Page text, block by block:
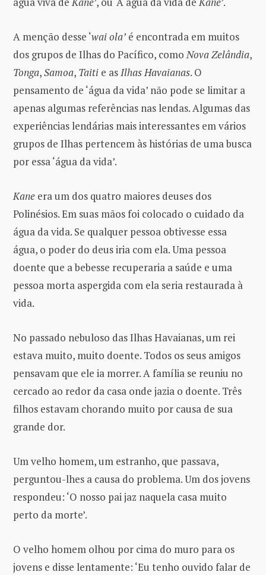
A menção desse ‘wai ola’ é encontrada em muitos
dos grupos de Ilhas do Pacífico, comoNova Zelândia,
Tonga,Samoa, Taiti e asIlhas Havaianas. O
pensamento de ‘água da vida’ não pode se limitar a
apenas algumas referências nas lendas. Algumas das
experiências lendárias mais interessantes em vários
grupos de Ilhas pertencem às histórias de uma busca
por essa ‘água da vida’.
Kane era um dos quatro maiores deuses dos
Polinésios. Em suas mãos foi colocado o cuidado da
água da vida. Se qualquer pessoa obtivesse essa
água, o poder do deus iria com ela. Uma pessoa
doente que a bebesse recuperaria a saúde e uma
pessoa morta aspergida com ela seria restaurada à
vida.
No passado nebuloso das Ilhas Havaianas, um rei
estava muito, muito doente. Todos os seus amigos
pensavam que ele ia morrer. A família se reuniu no
cercado ao redor da casa onde jazia o doente. Três
filhos estavam chorando muito por causa de sua
grande dor.
Um velho homem, um estranho, que passava,
perguntou-lhes a causa do problema. Um dos jovens
respondeu: ‘O nosso pai jaz naquela casa muito
perto da morte’.
O velho homem olhou por cima do muro para os
jovens e disse lentamente: ‘Eu tenho ouvido falar de